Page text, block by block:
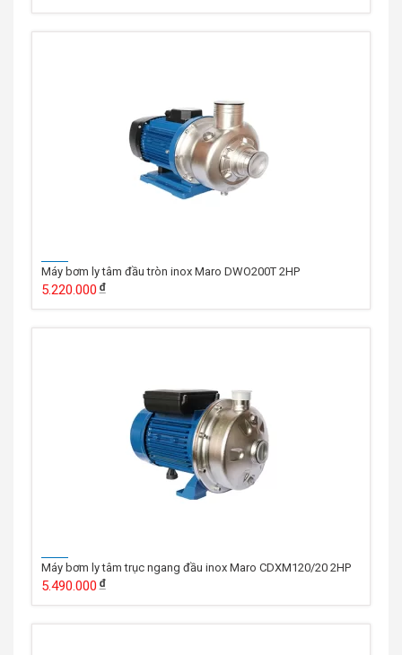
Máy bơm ly tâm đầu tròn inox Maro DWO200T 2HP
5.220.000
Máy bơm ly tâm trục ngang đầu inox Maro CDXM120/20 2HP
5.490.000